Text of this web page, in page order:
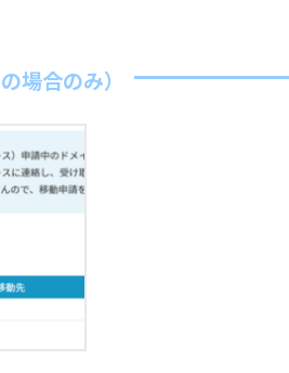
場合のみ）